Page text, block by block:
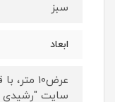
سبز
ابعاد
عرض10
سایت "رشیدی